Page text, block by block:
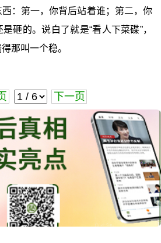
：第一，你背后站着谁；第二，你
砸的。说白了就是“看人下菜碟”，
那叫一个稳。
下一页